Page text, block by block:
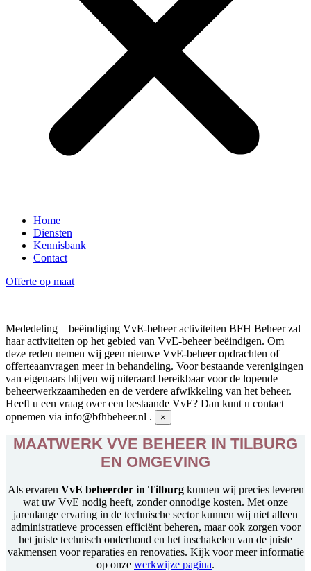
Home
Diensten
Kennisbank
Contact
Offerte op maat
Mededeling – beëindiging VvE-beheer activiteiten BFH Beheer zal
haar activiteiten op het gebied van VvE-beheer beëindigen. Om
deze reden nemen wij geen nieuwe VvE-beheer opdrachten of
offerteaanvragen meer in behandeling. Voor bestaande verenigingen
van eigenaars blijven wij uiteraard bereikbaar voor de lopende
beheerwerkzaamheden en de verdere afwikkeling van het beheer.
Heeft u een vraag over een bestaande VvE? Dan kunt u contact
opnemen via info@bfhbeheer.nl .
×
MAATWERK VVE BEHEER IN TILBURG
EN OMGEVING
Als ervaren VvE beheerder in Tilburgkunnen wij precies leveren
wat uw VvE nodig heeft, zonder onnodige kosten. Met onze
jarenlange ervaring in de technische sector kunnen wij niet alleen
administratieve processen efficiënt beheren, maar ook zorgen voor
het juiste technisch onderhoud en het inschakelen van de juiste
vakmensen voor reparaties en renovaties. Kijk voor meer informatie
op onze werkwijze pagina.